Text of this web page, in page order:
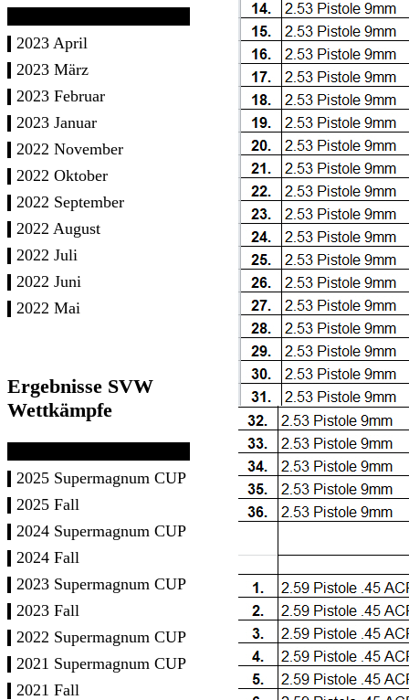
2023 April
2023 März
2023 Februar
2023 Januar
2022 November
2022 Oktober
2022 September
2022 August
2022 Juli
2022 Juni
2022 Mai
Ergebnisse SVW
Wettkämpfe
2025 Supermagnum CUP
2025 Fall
2024 Supermagnum CUP
2024 Fall
2023 Supermagnum CUP
2023 Fall
2022 Supermagnum CUP
2021 Supermagnum CUP
2021 Fall